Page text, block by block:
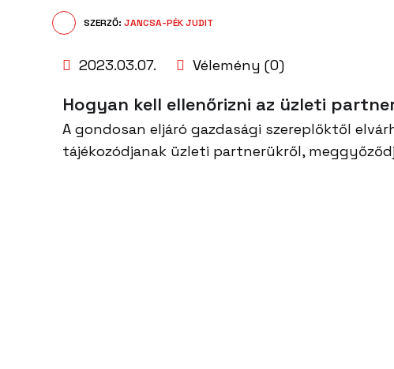
SZERZŐ: JANCSA-PÉK JUDIT
2023.03.07. Vélemény (0)
Hogyan kell ellenőrizni az üzleti
A gondosan eljáró gazdasági szereplőktől
tájékozódjanak üzleti partnerükről,